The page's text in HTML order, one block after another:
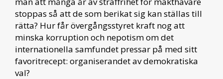
stoppas så att de som berikat sig kan ställas till
rätta? Hur får övergångsstyret kraft nog att
minska korruption och nepotism om det
internationella samfundet pressar på med sitt
favoritrecept: organiserandet av demokratiska
val?